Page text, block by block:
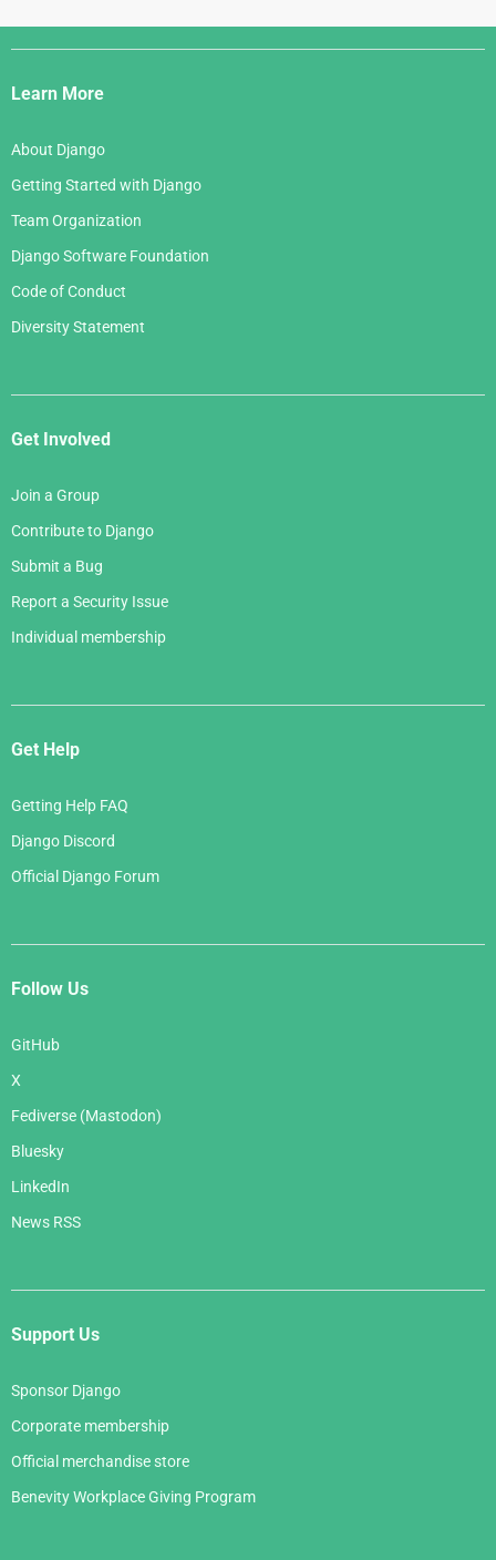
Django
Links
Learn More
About Django
Getting Started with Django
Team Organization
Django Software Foundation
Code of Conduct
Diversity Statement
Get Involved
Join a Group
Contribute to Django
Submit a Bug
Report a Security Issue
Individual membership
Get Help
Getting Help FAQ
Django Discord
Official Django Forum
Follow Us
GitHub
X
Fediverse (Mastodon)
Bluesky
LinkedIn
News RSS
Support Us
Sponsor Django
Corporate membership
Official merchandise store
Benevity Workplace Giving Program